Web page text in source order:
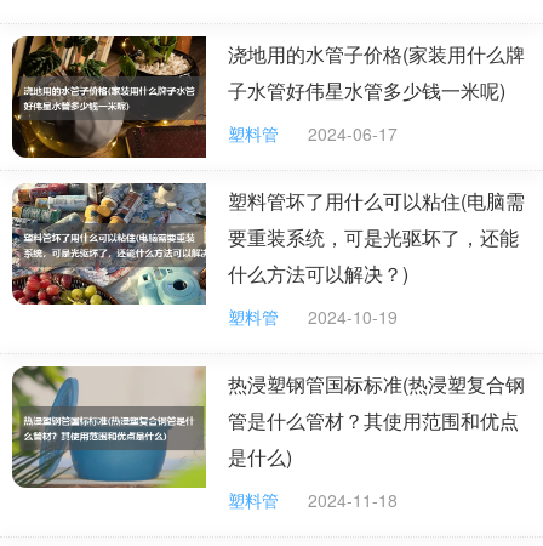
生产方法的不同，PVC可分为：
通用型PVC树脂、高聚合度PVC树脂、交联PVC
树脂。通用型PVC树脂是由氯乙烯单体在引发剂的作用下
聚合形成的;高聚合度PVC树脂是指在氯乙烯单体聚合体
系中加入链增长剂聚合而成的树脂;交联PVC树脂是在氯
乙烯单体聚合体系中加入含有双烯和多烯的交联剂聚合而
成的树脂。
根据氯乙烯单体的获得方法来区分，
法、乙烯法和进口(EDC、VCM)单体法(习惯上把乙烯法
和进口单体法统称为乙烯法)。
根据聚合方法，pvc管可分为四大类：
悬浮法pvc管、乳液法pvc管、本体法pvc管、溶
浇地用的水管子价格(家装用什么牌
子水管好伟星水管多少钱一米呢)
塑料管 2024-06-17
塑料管坏了用什么可以粘住(电脑需
要重装系统，可是光驱坏了，还能
什么方法可以解决？)
塑料管 2024-10-19
热浸塑钢管国标标准(热浸塑复合钢
管是什么管材？其使用范围和优点
是什么)
塑料管 2024-11-18